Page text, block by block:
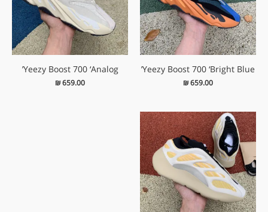
Yeezy Boost 700 ‘Bright Blue’
₪659.00
Yeezy Boost 700 ‘Analog’
₪659.00